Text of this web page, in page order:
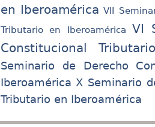
en Iberoamérica VII
Tributario en Iberoamérica
VI
Constitucional
Seminario de Derecho
Iberoamérica X Seminario
Tributario en Iberoamérica